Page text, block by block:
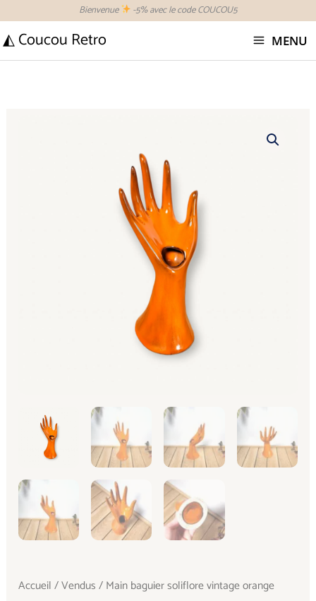
contenu
Bienvenue -5% avec le code COUCOU5
◭ Coucou Retro MENU
Accueil /Vendus / Main baguier soliflore vintage orange